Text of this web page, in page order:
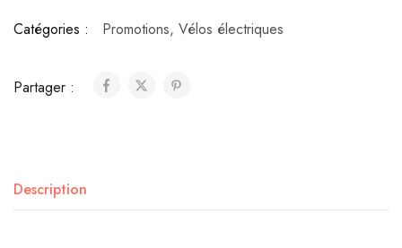
Catégories : Promotions, Vélos électriques
Partager :
Description